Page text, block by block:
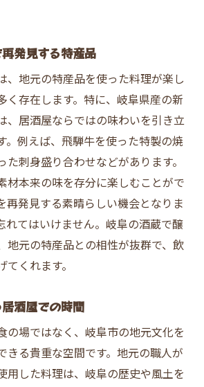
発見する特産品
、地元の特産品を使った料理が楽し
く存在します。特に、岐阜県産の新
、居酒屋ならではの味わいを引き立
。例えば、飛騨牛を使った特製の焼
た刺身盛り合わせなどがあります。
材本来の味を存分に楽しむことがで
再発見する素晴らしい機会となりま
れてはいけません。岐阜の酒蔵で醸
地元の特産品との相性が抜群で、飲
くれます。
酒屋での時間
の場ではなく、岐阜市の地元文化を
きる貴重な空間です。地元の職人が
用した料理は、岐阜の歴史や風土を